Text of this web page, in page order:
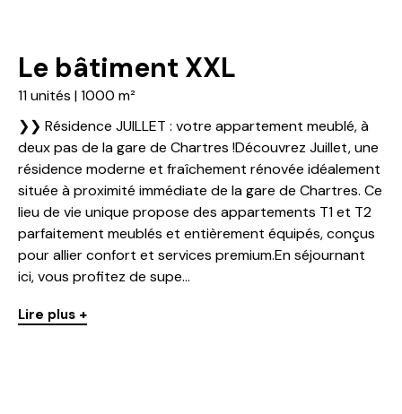
Le bâtiment XXL
11 unités | 1000 m²
❯❯ Résidence JUILLET : votre appartement meublé, à
deux pas de la gare de Chartres !Découvrez Juillet, une
résidence moderne et fraîchement rénovée idéalement
située à proximité immédiate de la gare de Chartres. Ce
lieu de vie unique propose des appartements T1 et T2
parfaitement meublés et entièrement équipés, conçus
pour allier confort et services premium.En séjournant
ici, vous profitez de supe...
Lire plus +